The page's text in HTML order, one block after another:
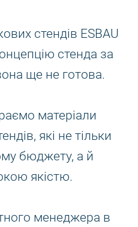
стендів ESBAU
стенда за
ще не готова.
матеріали
які не тільки
бюджету, а й
якістю.
менеджера в